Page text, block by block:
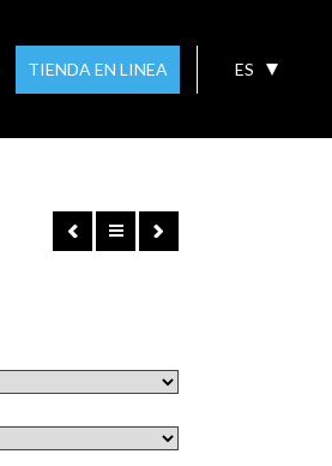
ES
TIENDA EN LINEA